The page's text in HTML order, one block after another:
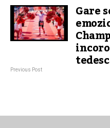
Gare
Previous Post